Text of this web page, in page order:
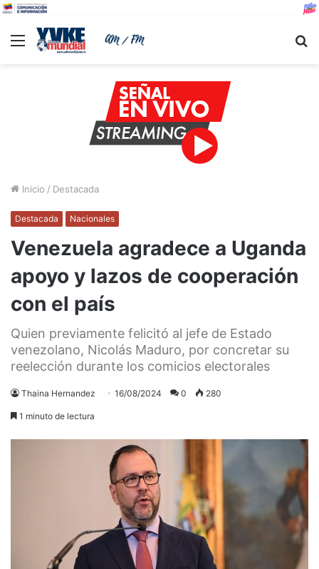
Menu
Inicio / Destacada
Destacada Nacionales
Venezuela agradece a Uganda
apoyo y lazos de cooperación
con el país
Quien previamente felicitó al jefe de Estado
venezolano, Nicolás Maduro, por concretar su
reelección durante los comicios electorales
Thaina Hernandez 16/08/2024 0 280
1 minuto de lectura